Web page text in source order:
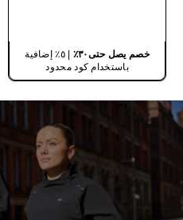
خصم يصل حتى٣٠٪
| ٥٪ إضافية
باستخدام كود محدود